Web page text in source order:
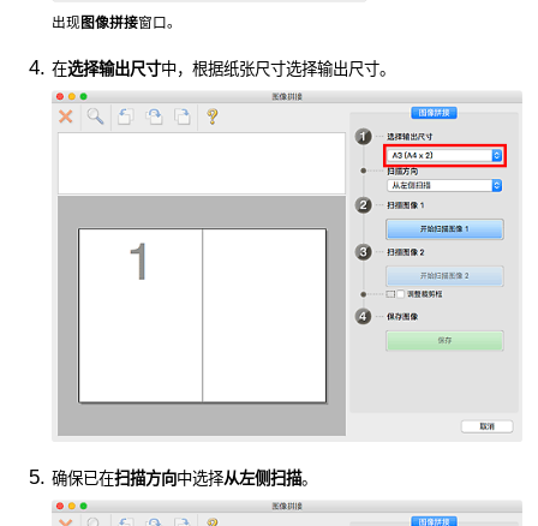
出现图像拼接窗口。
在选择输出尺寸中，根据纸张尺寸选择输出尺寸。
确保已在扫描方向中选择从左侧扫描。